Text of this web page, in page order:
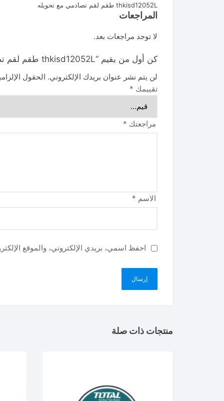
thkisd12052L طقم لقم تصادمي مع تحويله
المراجعات
لا توجد مراجعات بعد.
كن أول من يقيم “thkisd12052L طقم لقم تصادمي مع تحويله”
لن يتم نشر عنوان بريدك الإلكتروني. الحقول
تقييمك *
مراجعتك *
الاسم *
احفظ اسمي، بريدي الإلكتروني، والموقع
منتجات ذات صلة